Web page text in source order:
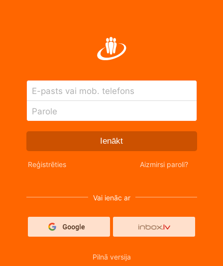
E-pasts vai mob. telefons
Parole
Ienākt
Reģistrēties Aizmirsi paroli?
Vai ienāc ar
Pilnā versija